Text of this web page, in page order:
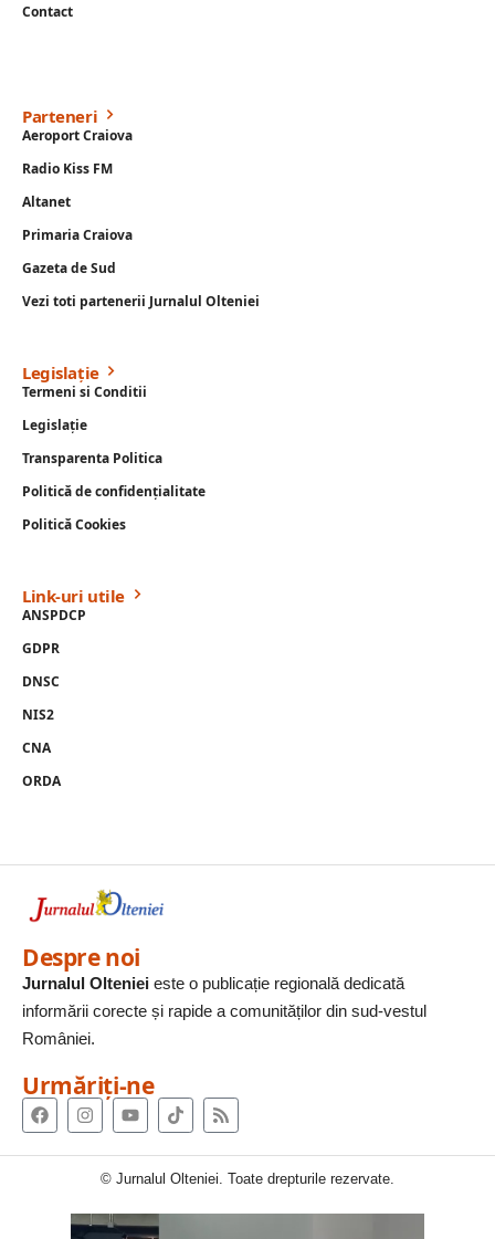
Contact
Parteneri
Aeroport Craiova
Radio Kiss FM
Altanet
Primaria Craiova
Gazeta de Sud
Vezi toti partenerii Jurnalul Olteniei
Legislație
Termeni si Conditii
Legislație
Transparenta Politica
Politică de confidențialitate
Politică Cookies
Link-uri utile
ANSPDCP
GDPR
DNSC
NIS2
CNA
ORDA
Despre noi
Jurnalul Olteniei este o publicație regională dedicată
informării corecte și rapide a comunităților din sud-vestul
României.
Urmăriți-ne
© Jurnalul Olteniei. Toate drepturile rezervate.